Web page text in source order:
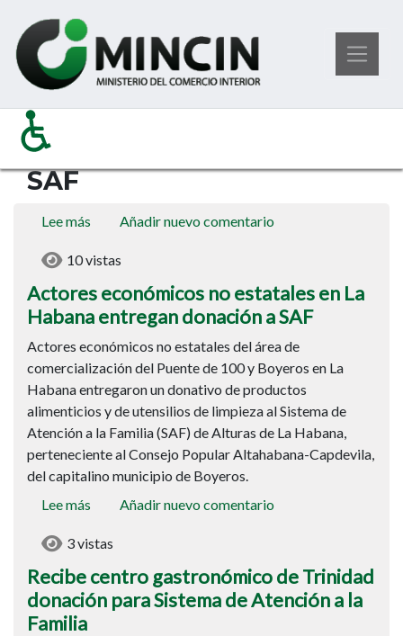
SAF
Lee más sobre
económicos
estatales
en
La
Habana
entregan
donación
a
SAF
Añadir nuevo comentario
10 vistas
Actores económicos no estatales en La
Habana entregan donación a SAF
Actores económicos no estatales del área de
comercialización del Puente de 100 y Boyeros en La
Habana entregaron un donativo de productos
alimenticios y de utensilios de limpieza al Sistema de
Atención a la Familia (SAF) de Alturas de La Habana,
perteneciente al Consejo Popular Altahabana-Capdevila,
del capitalino municipio de Boyeros.
Lee más sobre
centro
gastronómico
de
Trinidad
Añadir nuevo comentario
3 vistas
Recibe centro gastronómico de Trinidad
donación para Sistema de Atención a la
Familia